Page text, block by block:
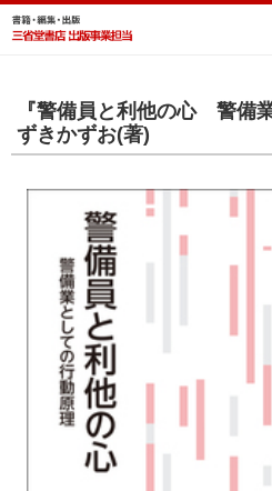
『警備員と利他の心 警備
ずきかずお(著)